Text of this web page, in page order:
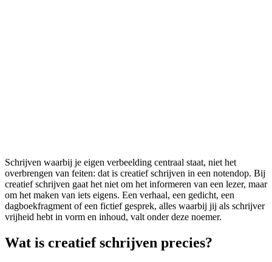
Schrijven waarbij je eigen verbeelding centraal staat, niet het
overbrengen van feiten: dat is creatief schrijven in een notendop. Bij
creatief schrijven gaat het niet om het informeren van een lezer, maar
om het maken van iets eigens. Een verhaal, een gedicht, een
dagboekfragment of een fictief gesprek, alles waarbij jij als schrijver
vrijheid hebt in vorm en inhoud, valt onder deze noemer.
Wat is creatief schrijven precies?